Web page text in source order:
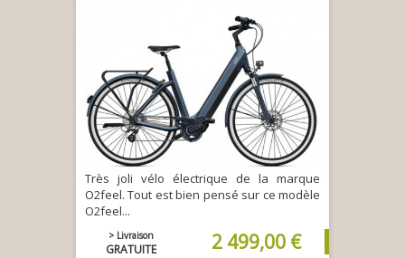
Très joli vélo électrique de la marque
O2feel. Tout est bien pensé sur ce modèle
O2feel...
> Livraison
GRATUITE 2 499,00 €